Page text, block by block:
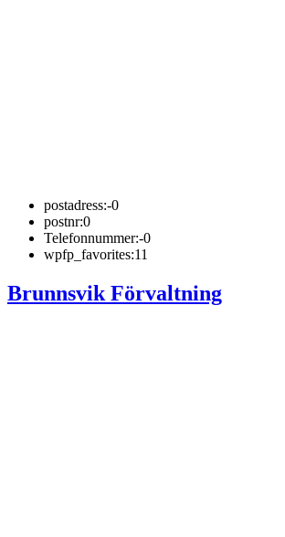
postadress:-0
postnr:0
Telefonnummer:-0
wpfp_favorites:11
Brunnsvik Förvaltning